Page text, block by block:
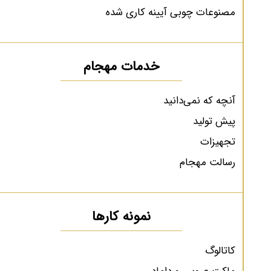
مصنوعات چوبی آیینه کاری شده
خدمات مهجام
آنچه که نمی‌دانید
پیش تولید
تجهیزات
رسالت مهجام
نمونه کارها
کاتالوگ